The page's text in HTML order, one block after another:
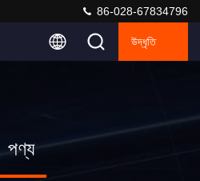
86-028-67834796
উদ্ধৃতি
পণ্য